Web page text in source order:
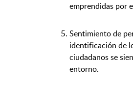
emprendidas por
Sentimiento de
identificación de
ciudadanos se
entorno.